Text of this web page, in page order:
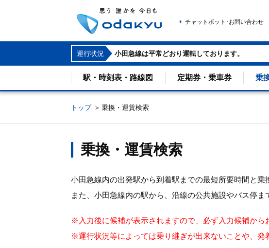
運行状況 小田急線は平常どおり運転しております。
駅・時刻表・路線図 定期券・乗車券 乗
チャットボット･お問い合わせ
トップ 乗換・運賃検索
乗換・運賃検索
小田急線内の出発駅から到着駅までの最短所要時間と乗
また、小田急線内の駅から、沿線の公共施設やバス停ま
※入力後に候補が表示されますので、必ず入力候補から
※運行状況等によっては乗り継ぎが出来ないことや、発